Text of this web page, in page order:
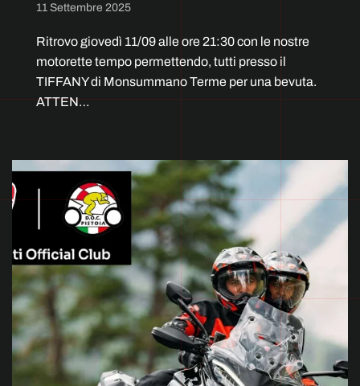
11 Settembre 2025
Ritrovo giovedì 11/09 alle ore 21:30 con le nostre
motorette tempo permettendo, tutti presso il
TIFFANY di Monsummano Terme per una bevuta.
ATTEN…